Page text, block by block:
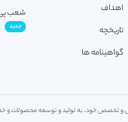
اهداف
تاریخچه
گواهینامه ها
شعب
جدید
و تخصص خود، به تولید و توسعه محصولات و